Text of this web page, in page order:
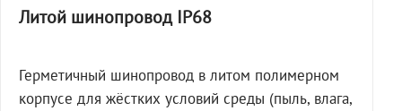
Литой шинопровод IP68
Герметичный шинопровод в литом полимерном
корпусе для жёстких условий среды (пыль, влага,